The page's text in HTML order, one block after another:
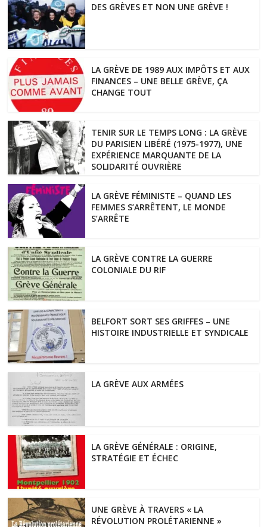
DES GRÈVES ET NON UNE GRÈVE !
LA GRÈVE DE 1989 AUX IMPÔTS ET AUX
FINANCES – UNE BELLE GRÈVE, ÇA
CHANGE TOUT
TENIR SUR LE TEMPS LONG : LA GRÈVE
DU PARISIEN LIBÉRÉ (1975-1977), UNE
EXPÉRIENCE MARQUANTE DE LA
SOLIDARITÉ OUVRIÈRE
LA GRÈVE FÉMINISTE – QUAND LES
FEMMES S’ARRÊTENT, LE MONDE
S’ARRÊTE
LA GRÈVE CONTRE LA GUERRE
COLONIALE DU RIF
BELFORT SORT SES GRIFFES – UNE
HISTOIRE INDUSTRIELLE ET SYNDICALE
LA GRÈVE AUX ARMÉES
LA GRÈVE GÉNÉRALE : ORIGINE,
STRATÉGIE ET ÉCHEC
UNE GRÈVE À TRAVERS « LA
RÉVOLUTION PROLÉTARIENNE »